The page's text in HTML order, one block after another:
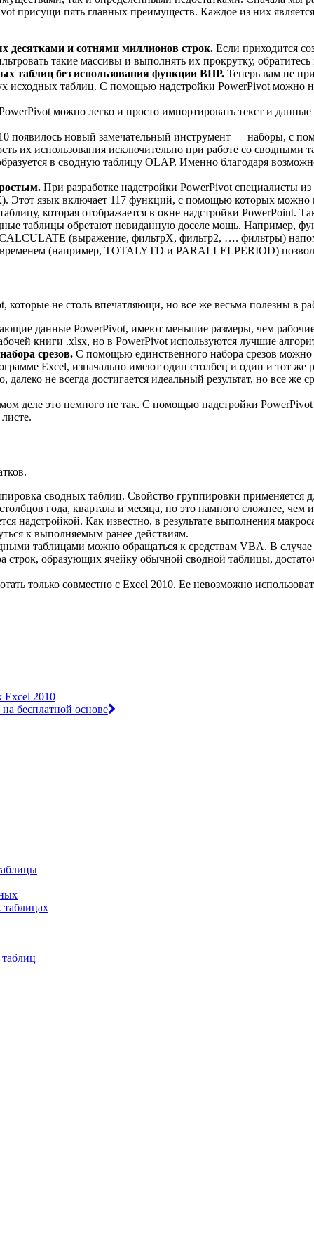
присущи пять главных преимуществ. Каждое из них
десятками и сотнями миллионов строк. Если приходится
такие массивы и выполнять их прокрутку,
таблиц без использования функции ВПР. Теперь вам не
исходных таблиц. С помощью надстройки PowerPivot можно
можно легко и просто импортировать текст и
появилось новый замечательный инструмент — наборы, с
их использования исключительно при работе со
в сводную таблицу OLAP. Именно благодаря
При разработке надстройки PowerPivot специалисты
Этот язык включает 117 функций, с помощью которых
которая отображается в окне надстройки PowerPoint.
таблицы обретают невиданную доселе мощь. Например,
CALCULATE (выражение, фильтрХ, фильтр2, …. фильтры)
(например, TOTALYTD и PARALLELPERIOD)
не столь впечатляющи, но все же весьма полезны в
данные PowerPivot, имеют меньшие размеры, чем
книги .xlsx, но в PowerPivot используются лучшие
срезов. С помощью единственного набора срезов
Excel, изначально имеют один столбец и один и тот же
не всегда достигается идеальный результат, но все же
деле это немного не так. С помощью надстройки PowerPivot
сводных таблиц. Свойство группировки применяется
года, квартала и месяца, но это намного сложнее, чем
надстройкой. Как известно, в результате выполнения
к выполняемым ранее действиям.
таблицами можно обращаться к средствам VBA. В
строк, образующих ячейку обычной сводной таблицы,
только совместно с Excel 2010. Ее невозможно
Excel 2010
бесплатной основе
таблицах